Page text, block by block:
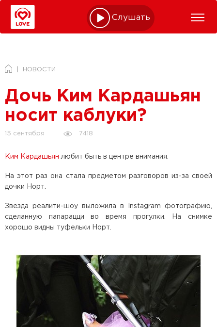
Слушать online
НОВОСТИ
Дочь Ким Кардашьян
носит каблуки?
15 сентября 7418
Ким Кардашьян любит быть в центре внимания.
На этот раз она стала предметом разговоров из-за своей
дочки Норт.
Звезда реалити-шоу выложила в Instagram фотографию,
сделанную папарацци во время прогулки. На снимке
хорошо видны туфельки Норт.